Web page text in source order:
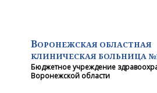
ВОРОНЕЖСКАЯ ОБЛАСТНАЯ
КЛИНИЧЕСКАЯ БОЛЬНИЦА
Бюджетное учреждение
Воронежской области